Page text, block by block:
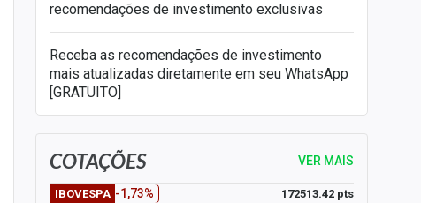
recomendações de investimento exclusivas
Receba as recomendações de investimento
mais atualizadas diretamente em seu WhatsApp
[GRATUITO]
COTAÇÕES VER MAIS
IBOVESPA -1,73% 172513.42 pts